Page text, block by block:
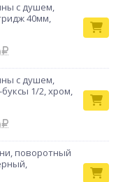
с душем,
40мм,
с душем,
1/2, хром,
поворотный